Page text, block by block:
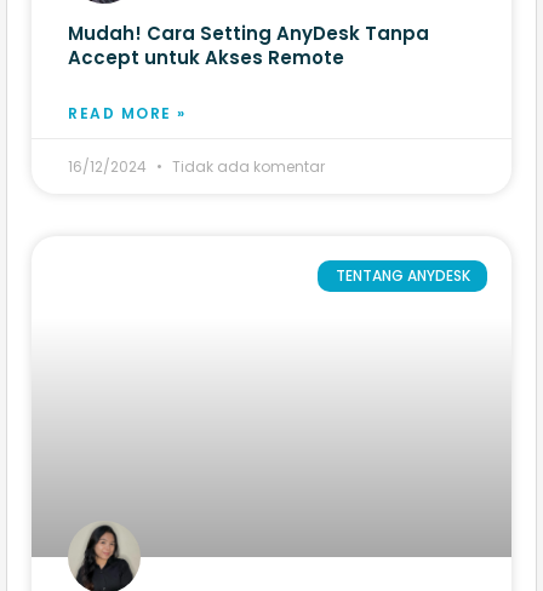
Mudah! Cara Setting AnyDesk Tanpa
Accept untuk Akses Remote
READ MORE »
16/12/2024 Tidak ada komentar
TENTANG ANYDESK